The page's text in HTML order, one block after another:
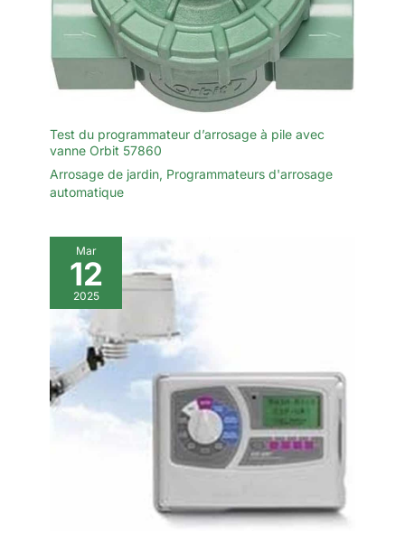
Test du programmateur d’arrosage à pile avec
vanne Orbit 57860
Arrosage de jardin, Programmateurs d'arrosage
automatique
Mar
12
2025